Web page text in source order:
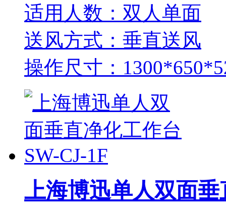
适用人数：双人单面
送风方式：垂直送风
操作尺寸：
上海博迅单人双面